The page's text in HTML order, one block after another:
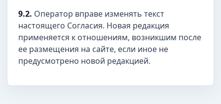
9.2. Оператор вправе изменять текст
настоящего Согласия. Новая редакция
применяется к отношениям, возникшим после
ее размещения на сайте, если иное не
предусмотрено новой редакцией.